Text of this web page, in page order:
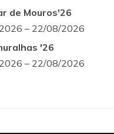
de Mouros'26
– 22/08/2026
'26
– 22/08/2026